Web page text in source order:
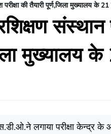
की तैयारी पूर्ण,जिला मुख्यालय के 21
संस्थान
मुख्यालय
लगाया परीक्षा केन्द्र